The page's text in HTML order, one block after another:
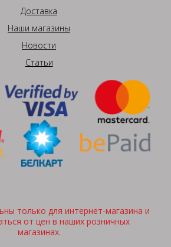
Доставка
Наши магазины
Новости
Статьи
только для интернет-магазина и
от цен в наших розничных
магазинах.